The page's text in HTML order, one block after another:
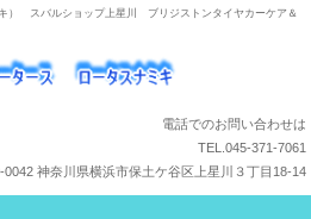
） スバルショップ上星川 ブリジストンタイヤカーケア＆
電話でのお問い合わせは
TEL.045-371-7061
0042 神奈川県横浜市保土ケ谷区上星川３丁目18-14